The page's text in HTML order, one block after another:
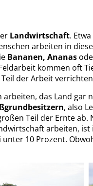
Landwirtschaft.
arbeiten in
Bananen, Ananas
kommen oft
der Arbeit
das Land gar
, also
Teil der Ernte
arbeiten, ist
unter 10 Prozent.